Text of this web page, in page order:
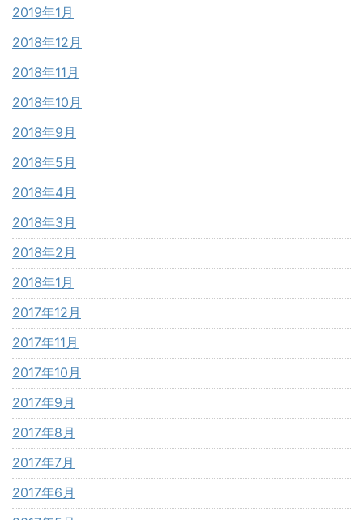
2019年1月
2018年12月
2018年11月
2018年10月
2018年9月
2018年5月
2018年4月
2018年3月
2018年2月
2018年1月
2017年12月
2017年11月
2017年10月
2017年9月
2017年8月
2017年7月
2017年6月